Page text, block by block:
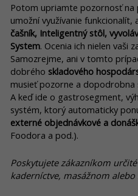
Potom upriamte pozornosť na
umožní využívanie funkcionalít,
čašník, Inteligentný stôl,
System. Ocenia ich nielen vaši
Samozrejme, ani v tomto
dobrého skladového
musieť pozorne a dopodrobna
A keď ide o gastrosegment,
systém, ktorý automaticky
externé objednávkové a
Foodora a pod.).
Poskytujete zákazníkom určité
kaderníctve, masážnom